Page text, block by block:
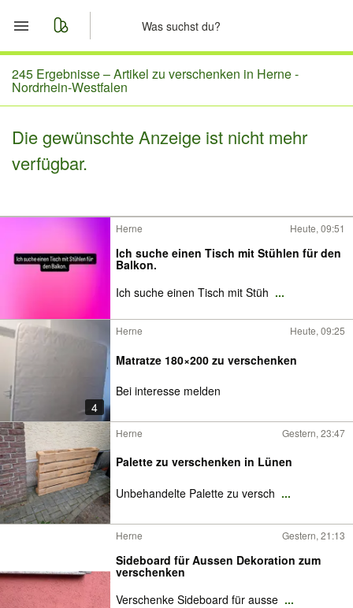
Start
Merkliste
Nachrichten
245 Ergebnisse –Artikel zu verschenken in Herne -
Nordrhein-Westfalen
Die gewünschte Anzeige ist nicht mehr
verfügbar.
Herne Heute, 09:51
Ich suche einen Tisch mit Stühlen für den
Balkon.
Ich suche einen Tisch mit Stüh ...
4
Herne Heute, 09:25
Matratze 180×200 zu verschenken
Bei interesse melden
Herne Gestern, 23:47
Palette zu verschenken in Lünen
Unbehandelte Palette zu versch ...
Herne Gestern, 21:13
Sideboard für Aussen Dekoration zum
verschenken
Verschenke Sideboard für ausse ...